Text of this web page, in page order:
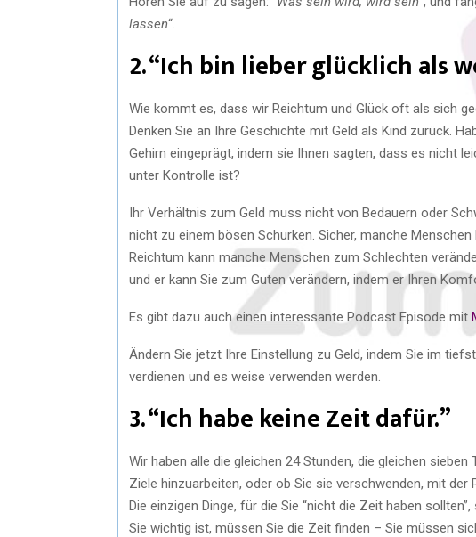
lassen“.
2. “Ich bin lieber glücklich als
Wie kommt es, dass wir Reichtum und Glück oft als sich
Denken Sie an Ihre Geschichte mit Geld als Kind zurück.
Gehirn eingeprägt, indem sie Ihnen sagten, dass es nicht
unter Kontrolle ist?
Ihr Verhältnis zum Geld muss nicht von Bedauern oder
nicht zu einem bösen Schurken. Sicher, manche
Reichtum kann manche Menschen zum Schlechten
und er kann Sie zum Guten verändern, indem er Ihren
Es gibt dazu auch einen interessante Podcast Episode mit
Ändern Sie jetzt Ihre Einstellung zu Geld, indem Sie im
verdienen und es weise verwenden werden.
3. “Ich habe keine Zeit dafür.”
Wir haben alle die gleichen 24 Stunden, die gleichen
Ziele hinzuarbeiten, oder ob Sie sie verschwenden, mit der
Die einzigen Dinge, für die Sie “nicht die Zeit haben
Sie wichtig ist, müssen Sie die Zeit finden – Sie müssen